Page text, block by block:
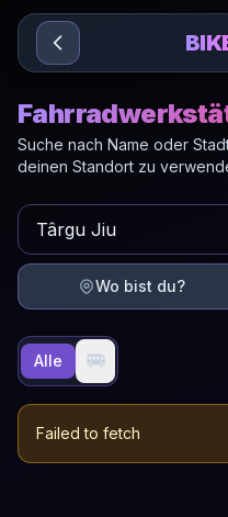
Sari la conținut
Suche nach Name oder
deinen Standort zu
Wo bist du?
Alle 🚐
Failed to fetch